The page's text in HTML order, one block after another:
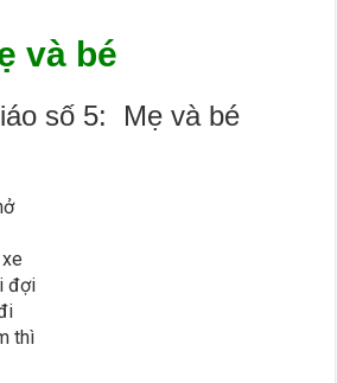
và bé
số 5: Mẹ và bé
đợi
thì